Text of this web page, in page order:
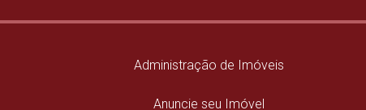
Administração de Imóveis
Anuncie seu Imóvel